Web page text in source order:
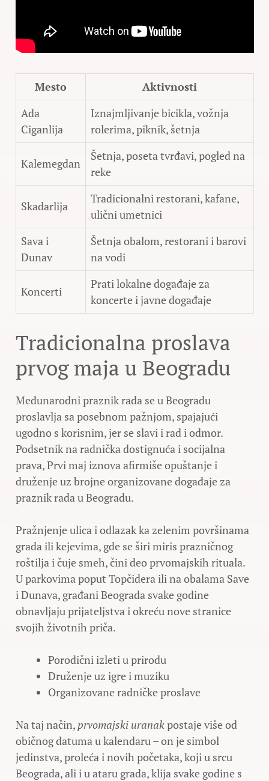
Mesto
Aktivnosti
Ada
Ciganlija
Iznajmljivanje bicikla, vožnja
rolerima, piknik, šetnja
Kalemegdan
Šetnja, poseta tvrđavi, pogled na
reke
Skadarlija
Tradicionalni restorani, kafane,
ulični umetnici
Sava i
Dunav
Šetnja obalom, restorani i barovi
na vodi
Koncerti
Prati lokalne događaje za
koncerte i javne događaje
Tradicionalna proslava
prvog maja u Beogradu
Međunarodni praznik rada se u Beogradu
proslavlja sa posebnom pažnjom, spajajući
ugodno s korisnim, jer se slavi i rad i odmor.
Podsetnik na radnička dostignuća i socijalna
prava, Prvi maj iznova afirmiše opuštanje i
druženje uz brojne organizovane događaje za
praznik rada u Beogradu.
Pražnjenje ulica i odlazak ka zelenim površinama
grada ili kejevima, gde se širi miris prazničnog
roštilja i čuje smeh, čini deo prvomajskih rituala.
U parkovima poput Topčidera ili na obalama Save
i Dunava, građani Beograda svake godine
obnavljaju prijateljstva i okreću nove stranice
svojih životnih priča.
Porodični izleti u prirodu
Druženje uz igre i muziku
Organizovane radničke proslave
Na taj način, prvomajski uranakpostaje više od
običnog datuma u kalendaru – on je simbol
jedinstva, proleća i novih početaka, koji u srcu
Beograda, ali i u ataru grada, klija svake godine s